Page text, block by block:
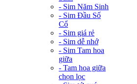
- Sim Năm Sinh
- Sim Đầu Số
Cổ
- Sim giá rẻ
- Sim dễ nhớ
- Sim Tam hoa
giữa
- Tam hoa giữa
chọn lọc